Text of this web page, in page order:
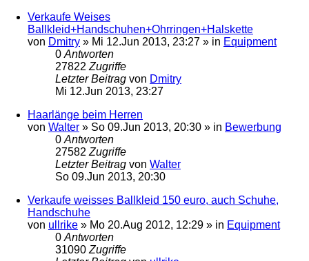
Verkaufe Weises
Ballkleid+Handschuhen+Ohrringen+Halskette
von Dmitry » Mi 12.Jun 2013, 23:27 » in Equipment
0 Antworten
27822 Zugriffe
Letzter Beitrag von Dmitry
Mi 12.Jun 2013, 23:27
Haarlänge beim Herren
von Walter » So 09.Jun 2013, 20:30 » in Bewerbung
0 Antworten
27582 Zugriffe
Letzter Beitrag von Walter
So 09.Jun 2013, 20:30
Verkaufe weisses Ballkleid 150 euro, auch Schuhe,
Handschuhe
von ullrike » Mo 20.Aug 2012, 12:29 » in Equipment
0 Antworten
31090 Zugriffe